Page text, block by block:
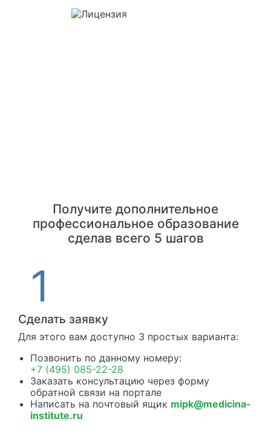
Получите дополнительное
профессиональное образование
сделав всего 5 шагов
Сделать заявку
Для этого вам доступно 3 простых варианта:
Позвонить по данному номеру:
+7 (495) 085-22-28
Заказать консультацию через форму
обратной связи на портале
Написать на почтовый ящик mipk@medicina-
institute.ru